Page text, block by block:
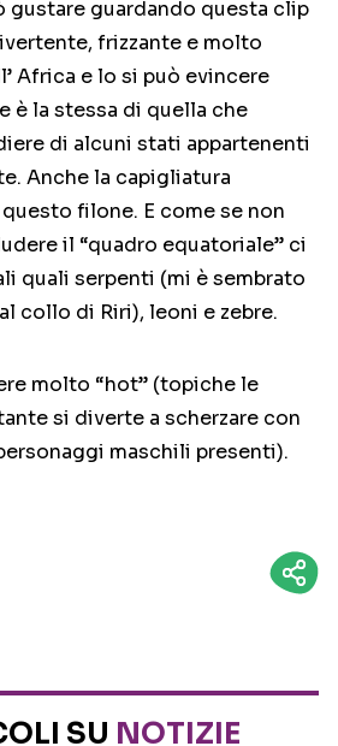
gustare guardando questa clip
frizzante e molto
Africa e lo si può evincere
è la stessa di quella che
di alcuni stati appartenenti
Anche la capigliatura
filone. E come se non
il “quadro equatoriale” ci
quali serpenti (mi è sembrato
collo di Riri), leoni e zebre.
molto “hot” (topiche le
si diverte a scherzare con
maschili presenti).
SU NOTIZIE